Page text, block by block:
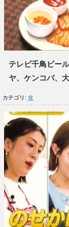
テレビ千鳥ビー
ヤ、ケンコバ、
カテゴリ: 食